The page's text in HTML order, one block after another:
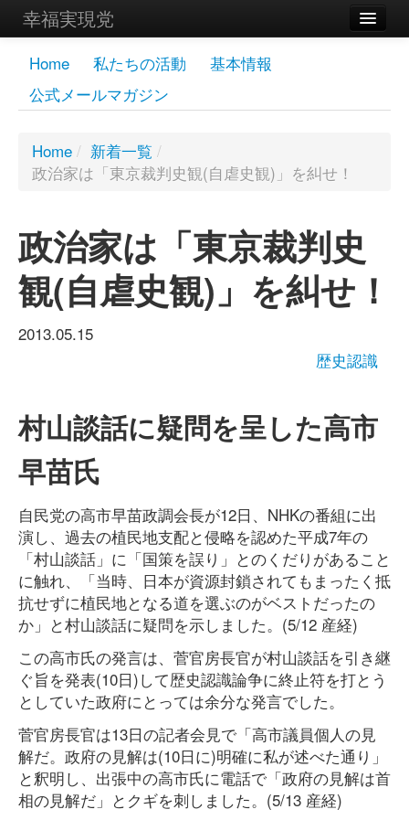
幸福実現党
メンバーズページ
党員
お問い合わせ
Home 私たちの活動
基本情報
公式メールマガジン
Home / 新着一覧 /
政治家は「東京裁判史観(自虐史観)」を糾せ！
政治家は「東京裁判史
観(自虐史観)」を糾せ！
2013.05.15
歴史認識
村山談話に疑問を呈した高市
早苗氏
自民党の高市早苗政調会長が12日、NHKの番組に出
演し、過去の植民地支配と侵略を認めた平成7年の
「村山談話」に「国策を誤り」とのくだりがあること
に触れ、「当時、日本が資源封鎖されてもまったく抵
抗せずに植民地となる道を選ぶのがベストだったの
か」と村山談話に疑問を示しました。(5/12 産経)
この高市氏の発言は、菅官房長官が村山談話を引き継
ぐ旨を発表(10日)して歴史認識論争に終止符を打とう
としていた政府にとっては余分な発言でした。
菅官房長官は13日の記者会見で「高市議員個人の見
解だ。政府の見解は(10日に)明確に私が述べた通り」
と釈明し、出張中の高市氏に電話で「政府の見解は首
相の見解だ」とクギを刺しました。(5/13 産経)